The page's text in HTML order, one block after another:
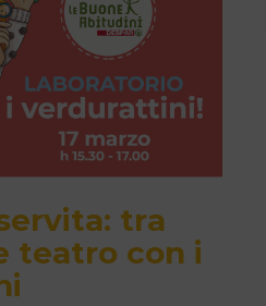
tra
teatro con i